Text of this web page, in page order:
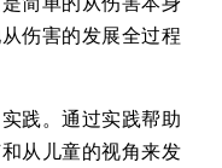
伤害的发展全过程
践。通过实践帮助
从儿童的视角来发